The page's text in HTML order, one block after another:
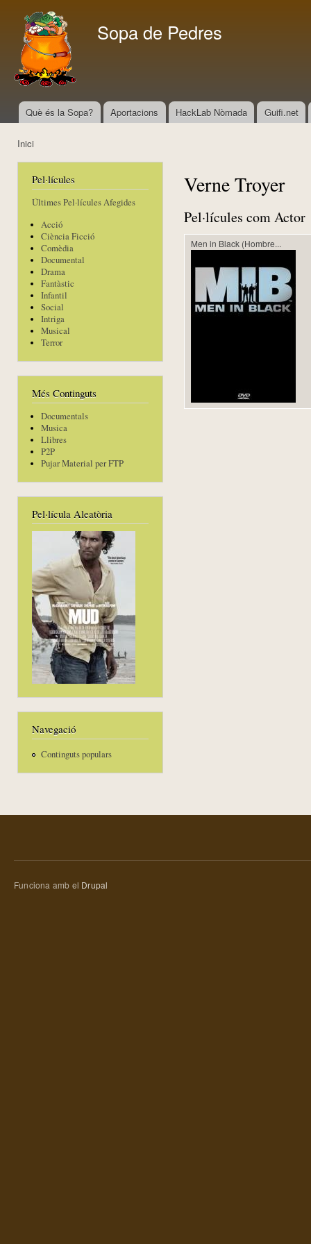
Sopa de Pedres
Menú principal
Què és la Sopa? Aportacions HackLab Nòmada Guifi.net
Inici
Pel·lícules
Últimes Pel·lícules Afegides
Acció
Ciència Ficció
Comèdia
Documental
Drama
Fantàstic
Infantil
Social
Intriga
Musical
Terror
Més Continguts
Documentals
Musica
Llibres
P2P
Pujar Material per FTP
Pel·lícula Aleatòria
Navegació
Continguts populars
Verne Troyer
Pel·lícules com Actor
Men in Black (Hombre...
Funciona amb el Drupal